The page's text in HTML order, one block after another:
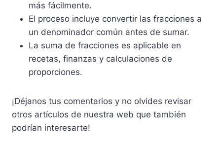
más fácilmente.
El proceso incluye convertir las fracciones a
un denominador común antes de sumar.
La suma de fracciones es aplicable en
recetas, finanzas y calculaciones de
proporciones.
¡Déjanos tus comentarios y no olvides revisar
otros artículos de nuestra web que también
podrían interesarte!